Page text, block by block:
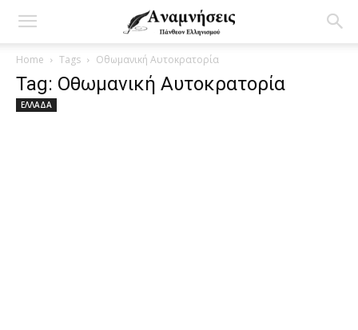
Home Tags Οθωμανική Αυτοκρατορία
Tag: Οθωμανική Αυτοκρατορία
ΕΛΛΑΔΑ